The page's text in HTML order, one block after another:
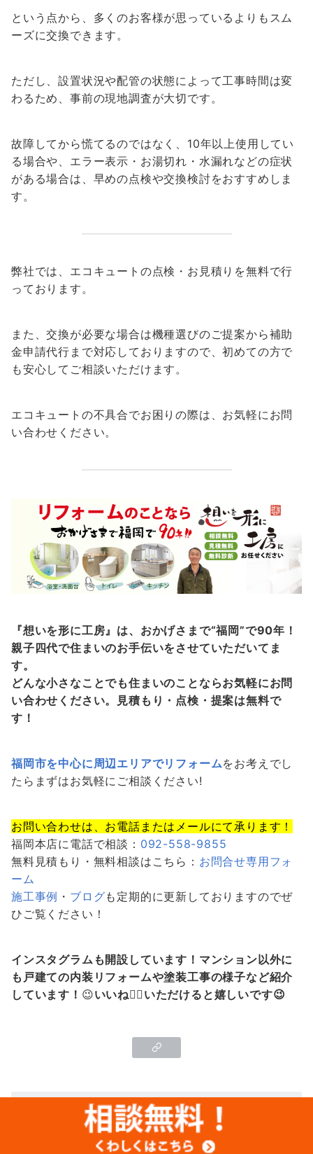
という点から、多くのお客様が思っているよりもスム
ーズに交換できます。
ただし、設置状況や配管の状態によって工事時間は変
わるため、事前の現地調査が大切です。
故障してから慌てるのではなく、10年以上使用してい
る場合や、エラー表示・お湯切れ・水漏れなどの症状
がある場合は、早めの点検や交換検討をおすすめしま
す。
弊社では、エコキュートの点検・お見積りを無料で行
っております。
また、交換が必要な場合は機種選びのご提案から補助
金申請代行まで対応しておりますので、初めての方で
も安心してご相談いただけます。
エコキュートの不具合でお困りの際は、お気軽にお問
い合わせください。
『想いを形に工房』は、おかげさまで“福岡”で90年！
親子四代で住まいのお手伝いをさせていただいてま
す。
どんな小さなことでも住まいのことならお気軽にお問
い合わせください。見積もり・点検・提案は無料で
す！
福岡市を中心に周辺エリアでリフォームをお考えでし
たらまずはお気軽にご相談ください!
お問い合わせは、お電話またはメールにて承ります！
福岡本店に電話で相談： 092-558-9855
無料見積もり・無料相談はこちら： お問合せ専用フォ
ーム
施工事例 ・ ブログも定期的に更新しておりますのでぜ
ひご覧ください！
インスタグラムも開設しています！マンション以外に
も戸建ての内装リフォームや塗装工事の様子など紹介
しています！ 😉いいね👍🏻いただけると嬉しいです😉
この記事を書いた人